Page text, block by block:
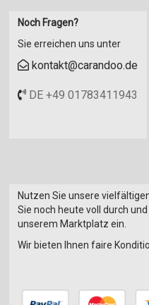
Noch Fragen?
Sie erreichen uns unter
kontakt@carandoo.de
DE +49 01783411943
Nutzen Sie unsere
Sie noch heute voll durch
unserem Marktplatz ein.
Wir bieten Ihnen faire